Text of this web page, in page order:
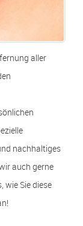
aller
nachhaltiges
auch gerne
wie Sie diese